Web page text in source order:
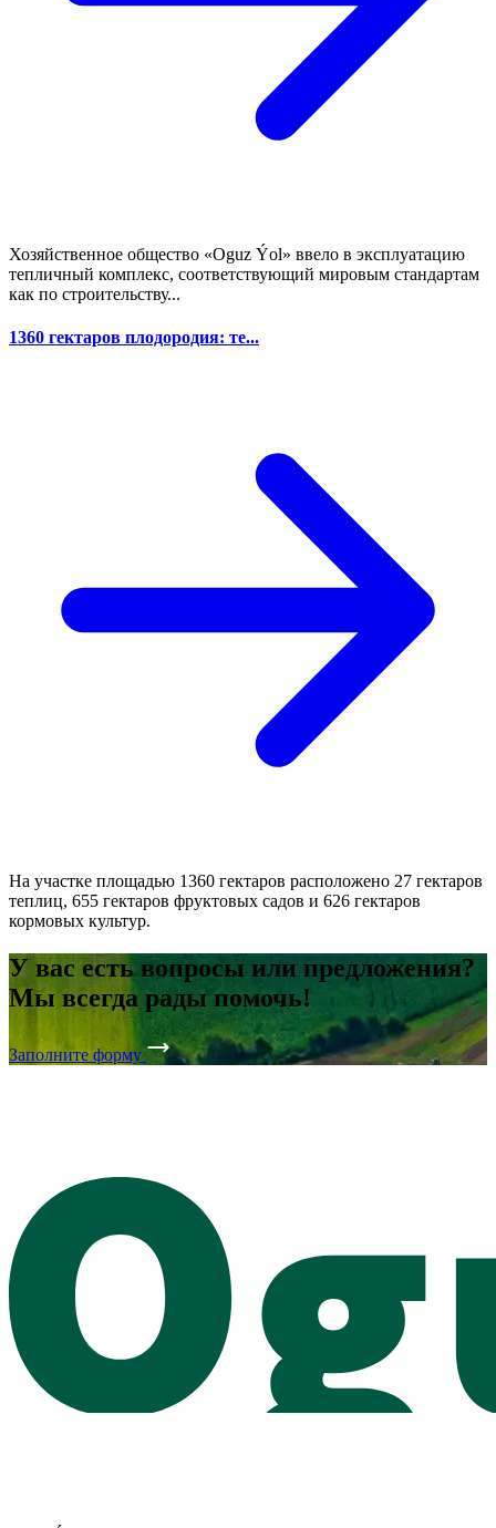
Хозяйственное общество «Oguz Ýol» ввело в эксплуатацию
тепличный комплекс, соответствующий мировым стандартам
как по строительству...
1360 гектаров плодородия: те...
На участке площадью 1360 гектаров расположено 27 гектаров
теплиц, 655 гектаров фруктовых садов и 626 гектаров
кормовых культур.
У вас есть вопросы или предложения?
Мы всегда рады помочь!
Заполните форму